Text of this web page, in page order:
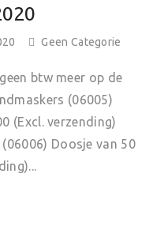
Geen Categorie
btw meer op de
(06005)
(Excl. verzending)
Doosje van 50